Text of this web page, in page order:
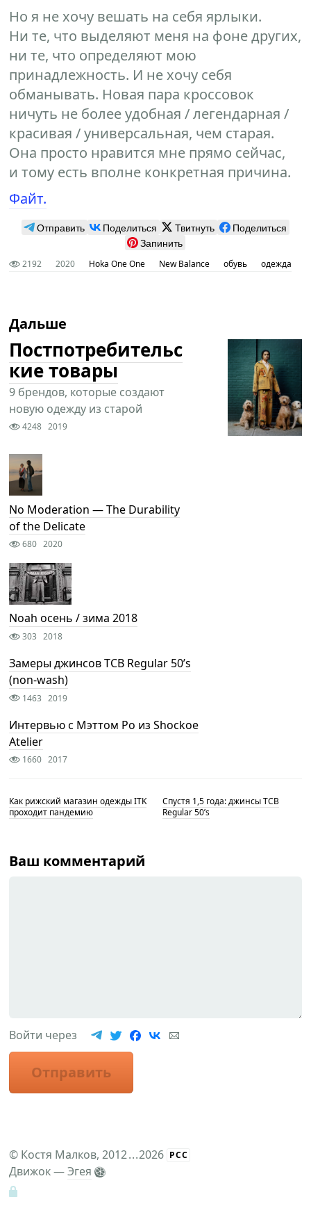
Но я не хочу вешать на себя ярлыки.
Ни те, что выделяют меня на фоне других,
ни те, что определяют мою
принадлежность. И не хочу себя
обманывать. Новая пара кроссовок
ничуть не более удобная / легендарная /
красивая / универсальная, чем старая.
Она просто нравится мне прямо сейчас,
и тому есть вполне конкретная причина.
Файт.
Отправить Поделиться Твитнуть
Поделиться
Запинить
2192 2020 Hoka One One New Balance обувь одежда
Дальше
Постпотребительс
кие товары
9 брендов, которые создают
новую одежду из старой
4248 2019
No Moderation — The Durability
of the Delicate
680 2020
Noah осень / зима 2018
303 2018
Замеры джинсов TCB Regular 50’s
(non-wash)
1463 2019
Интервью с Мэттом Ро из Shockoe
Atelier
1660 2017
Как рижский магазин одежды ITK
проходит пандемию
Спустя 1,5 года: джинсы TCB
Regular 50’s
Ваш комментарий
Войти через
Отправить
© Костя Малков, 2012...2026 РСС
Движок —Эгея